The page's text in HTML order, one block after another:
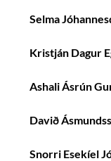
Selma
Kristján Dagur
Ashali Ásrún
Davið
Snorri Esekíel